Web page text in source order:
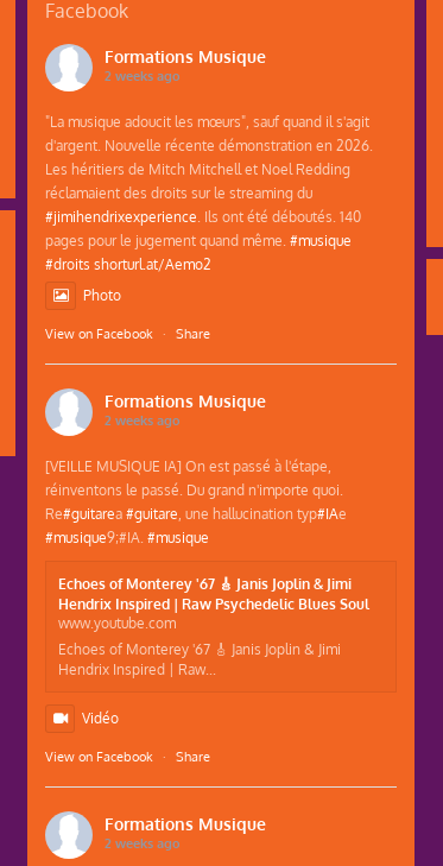
Facebook
Formations Musique
2 weeks ago
"La musique adoucit les mœurs", sauf quand il s'agit
d'argent. Nouvelle récente démonstration en 2026.
Les héritiers de Mitch Mitchell et Noel Redding
réclamaient des droits sur le streaming du
#jimihendrixexperience . Ils ont été déboutés. 140
pages pour le jugement quand même. #musique
#droits shorturl.at/Aemo2
Photo
View on Facebook · Share
Formations Musique
2 weeks ago
[VEILLE MUSIQUE IA] On est passé à l'étape,
réinventons le passé. Du grand n'importe quoi.
Re#guitarea#guitare , une hallucination typ#IAe
#musique9;#IA. #musique
Echoes of Monterey '67 🎸 Janis Joplin & Jimi
Hendrix Inspired | Raw Psychedelic Blues Soul
www.youtube.com
Echoes of Monterey '67 🎸 Janis Joplin & Jimi
Hendrix Inspired | Raw...
Vidéo
View on Facebook · Share
Formations Musique
2 weeks ago